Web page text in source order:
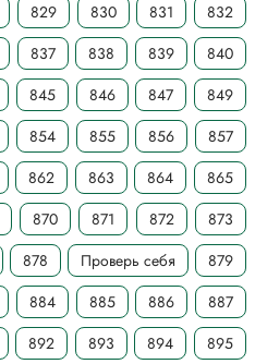
829 830 831
832
837 838 839
840
845 846 847
849
854 855 856
857
862 863 864
865
870 871 872
873
878 Проверь себя
879
884 885 886
887
892 893 894
895